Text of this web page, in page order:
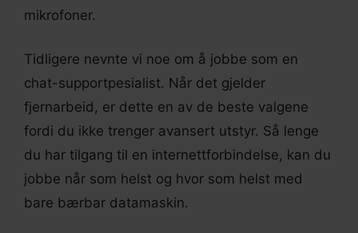
mikrofoner.
Tidligere nevnte vi noe om å jobbe som en
chat-supportpesialist. Når det gjelder
fjernarbeid, er dette en av de beste valgene
fordi du ikke trenger avansert utstyr. Så lenge
du har tilgang til en internettforbindelse, kan du
jobbe når som helst og hvor som helst med
bare bærbar datamaskin.